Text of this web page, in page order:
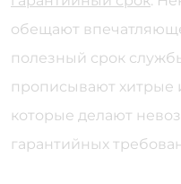
обещают
полезный срок
прописывают хитрые
которые делают
гарантийных